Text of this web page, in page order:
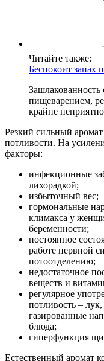
Читайте также:
Беспокоит запах
пищеварением,
крайне
Резкий сильный
потливости. На
факторы:
инфекционные
лихорадкой;
избыточный вес;
гормональные
климакса у
беременности;
постоянное
работе нервной
потоотделению;
недостаточное
веществ и
регулярное
потливость –
газированные
блюда;
гиперфункция
Естественный аромат